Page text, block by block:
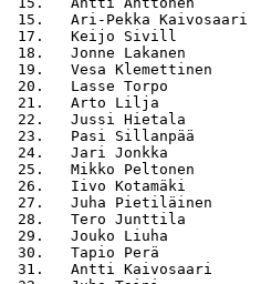
15.   Ari-Pekka
17.   Keijo Sivill
18.   Jonne Lakanen
19.   Vesa
20.   Lasse Torpo
21.   Arto Lilja
22.   Jussi Hietala
23.   Pasi Sillanpää
24.   Jari Jonkka
25.   Mikko Peltonen
26.   Iivo Kotamäki
27.   Juha Pietiläinen
28.   Tero Junttila
29.   Jouko Liuha
30.   Tapio Perä
31.   Antti Kaivosaari